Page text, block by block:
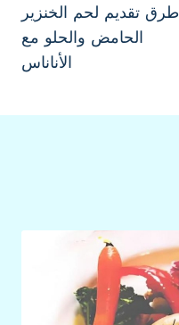
طرق تقديم لحم الخنزير
الحامض والحلو مع
الأناناس